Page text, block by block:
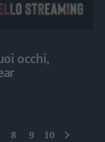
occhi,
8 9 10